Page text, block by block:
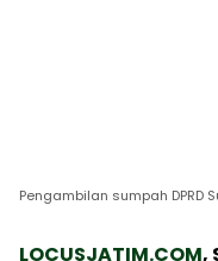
Pengambilan sumpah DPRD
LOCUSJATIM.COM,